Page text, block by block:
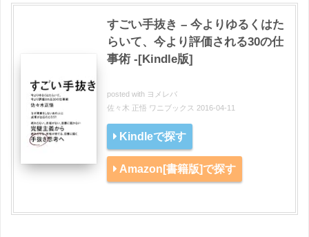
すごい手抜き – 今よりゆるくはた
らいて、今より評価される30の仕
事術 -[Kindle版]
posted with ヨメレバ
佐々木 正悟 ワニブックス 2016-04-11
Kindleで探す
Amazon[書籍版]で探す